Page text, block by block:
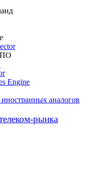
ПО
Engine
аналогов
рынка